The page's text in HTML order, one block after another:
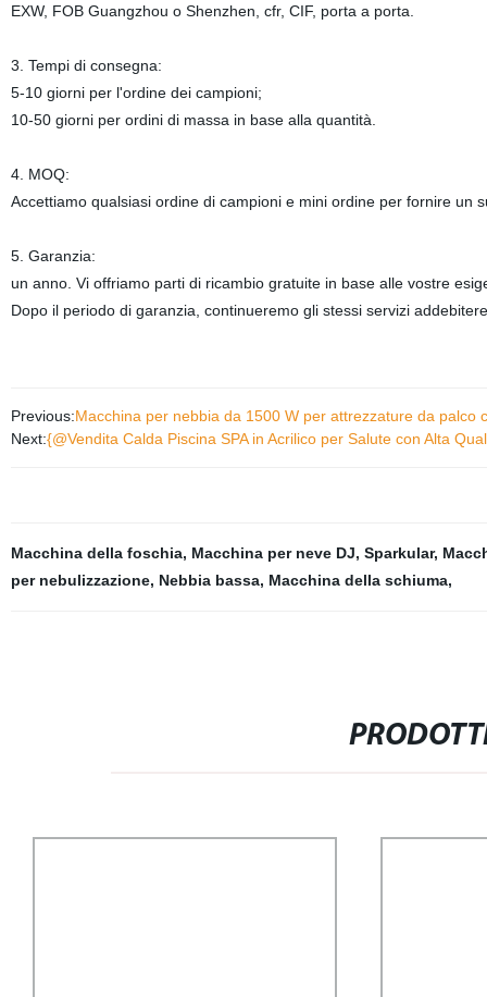
EXW, FOB Guangzhou o Shenzhen, cfr, CIF, porta a porta.
3. Tempi di consegna:
5-10 giorni per l'ordine dei campioni;
10-50 giorni per ordini di massa in base alla quantità.
4. MOQ:
Accettiamo qualsiasi ordine di campioni e mini ordine per fornire un
5. Garanzia:
un anno. Vi offriamo parti di ricambio gratuite in base alle vostre
Dopo il periodo di garanzia, continueremo gli stessi servizi
Previous:Macchina per nebbia da 1500 W per attrezzature da palco
Next:{@Vendita Calda Piscina SPA in Acrilico per Salute con Alta
Macchina della foschia, Macchina per neve DJ, Sparkular,
per nebulizzazione, Nebbia bassa, Macchina della schiuma,